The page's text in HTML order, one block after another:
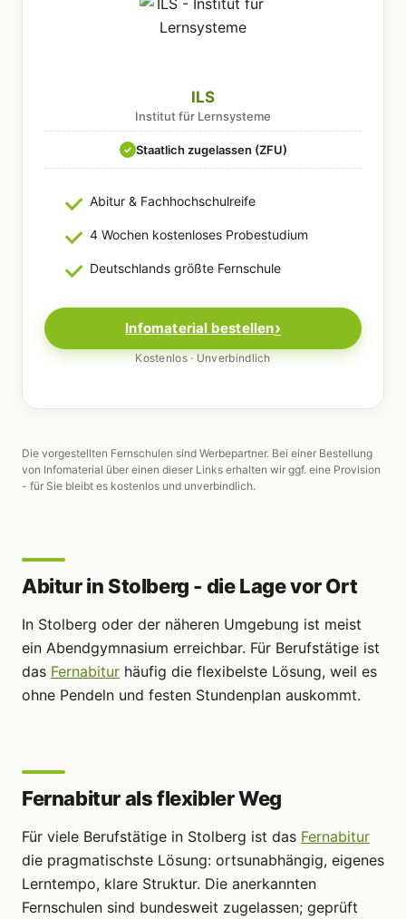
ILS
Institut für Lernsysteme
✓ Staatlich zugelassen (ZFU)
Abitur & Fachhochschulreife
4 Wochen kostenloses Probestudium
Deutschlands größte Fernschule
Infomaterial bestellen
Kostenlos · Unverbindlich
Die vorgestellten Fernschulen sind Werbepartner. Bei einer Bestellung
von Infomaterial über einen dieser Links erhalten wir ggf. eine Provision
- für Sie bleibt es kostenlos und unverbindlich.
Abitur in Stolberg - die Lage vor Ort
In Stolberg oder der näheren Umgebung ist meist
ein Abendgymnasium erreichbar. Für Berufstätige ist
das Fernabitur häufig die flexibelste Lösung, weil es
ohne Pendeln und festen Stundenplan auskommt.
Fernabitur als flexibler Weg
Für viele Berufstätige in Stolberg ist das Fernabitur
die pragmatischste Lösung: ortsunabhängig, eigenes
Lerntempo, klare Struktur. Die anerkannten
Fernschulen sind bundesweit zugelassen; geprüft